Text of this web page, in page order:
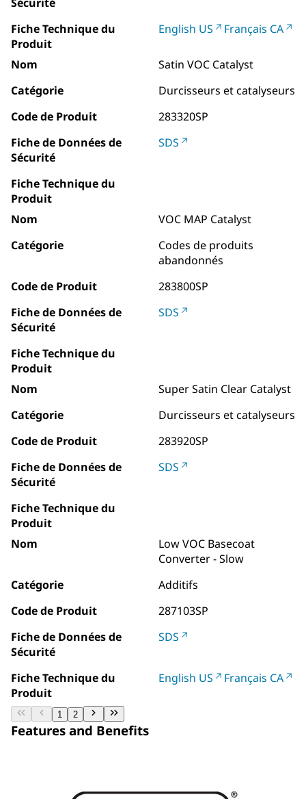
Fiche Technique du
Produit
English US Français CA
Nom
Satin VOC Catalyst
Catégorie
Durcisseurs et catalyseurs
Code de Produit
283320SP
Fiche de Données de
Sécurité
SDS
Fiche Technique du
Produit
Nom
VOC MAP Catalyst
Catégorie
Codes de produits
abandonnés
Code de Produit
283800SP
Fiche de Données de
Sécurité
SDS
Fiche Technique du
Produit
Nom
Super Satin Clear Catalyst
Catégorie
Durcisseurs et catalyseurs
Code de Produit
283920SP
Fiche de Données de
Sécurité
SDS
Fiche Technique du
Produit
Nom
Low VOC Basecoat
Converter - Slow
Catégorie
Additifs
Code de Produit
287103SP
Fiche de Données de
Sécurité
SDS
Fiche Technique du
Produit
English US Français CA
1 2
Features and Benefits